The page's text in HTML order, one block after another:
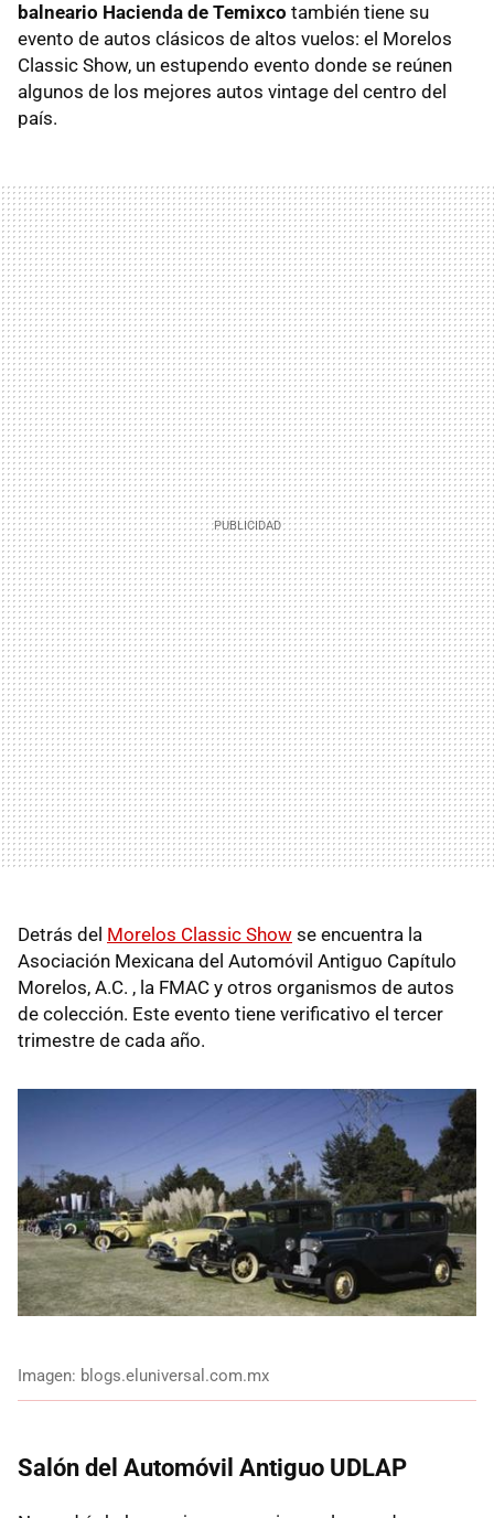
balneario Hacienda de Temixco también tiene su
evento de autos clásicos de altos vuelos: el Morelos
Classic Show, un estupendo evento donde se reúnen
algunos de los mejores autos vintage del centro del
país.
Detrás del Morelos Classic Show se encuentra la
Asociación Mexicana del Automóvil Antiguo Capítulo
Morelos, A.C. , la FMAC y otros organismos de autos
de colección. Este evento tiene verificativo el tercer
trimestre de cada año.
Imagen: blogs.eluniversal.com.mx
Salón del Automóvil Antiguo UDLAP